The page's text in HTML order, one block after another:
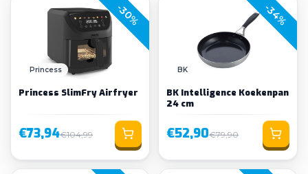
-30%
Princess
Princess SlimFry Airfryer
€73,94€104,99
-34%
BK
BK Intelligence Koekenpan
24 cm
€52,90€79,90